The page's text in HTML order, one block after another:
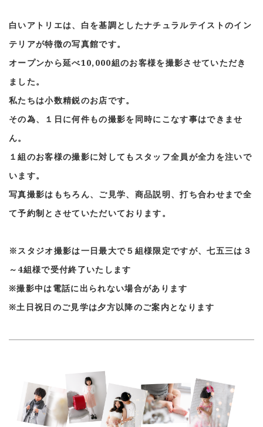
白いアトリエは、白を基調としたナチュラルテイストのイン
テリアが特徴の写真館です。
オープンから延べ10,000組のお客様を撮影させていただき
ました。
私たちは小数精鋭のお店です。
その為、１日に何件もの撮影を同時にこなす事はできませ
ん。
１組のお客様の撮影に対してもスタッフ全員が全力を注いで
います。
写真撮影はもちろん、ご見学、商品説明、打ち合わせまで全
て予約制とさせていただいております。
※スタジオ撮影は一日最大で５組様限定ですが、七五三は３
～4組様で受付終了いたします
※撮影中は電話に出られない場合があります
※土日祝日のご見学は夕方以降のご案内となります